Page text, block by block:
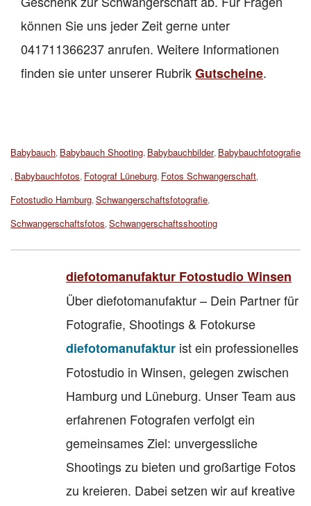
können Sie uns jeder Zeit gerne unter
041711366237 anrufen. Weitere Informationen
finden sie unter unserer RubrikGutscheine.
Tags:
Babybauch, Babybauch Shooting, Babybauchbilder, Babybauchfotografie
, Babybauchfotos, Fotograf Lüneburg, Fotos Schwangerschaft,
Fotostudio Hamburg,Schwangerschaftsfotografie,
Schwangerschaftsfotos,Schwangerschaftsshooting
diefotomanufaktur Fotostudio Winsen
Über diefotomanufaktur – Dein Partner für
Fotografie, Shootings & Fotokurse
diefotomanufaktur ist ein professionelles
Fotostudio in Winsen, gelegen zwischen
Hamburg und Lüneburg. Unser Team aus
erfahrenen Fotografen verfolgt ein
gemeinsames Ziel: unvergessliche
Shootings zu bieten und großartige Fotos
zu kreieren. Dabei setzen wir auf kreative